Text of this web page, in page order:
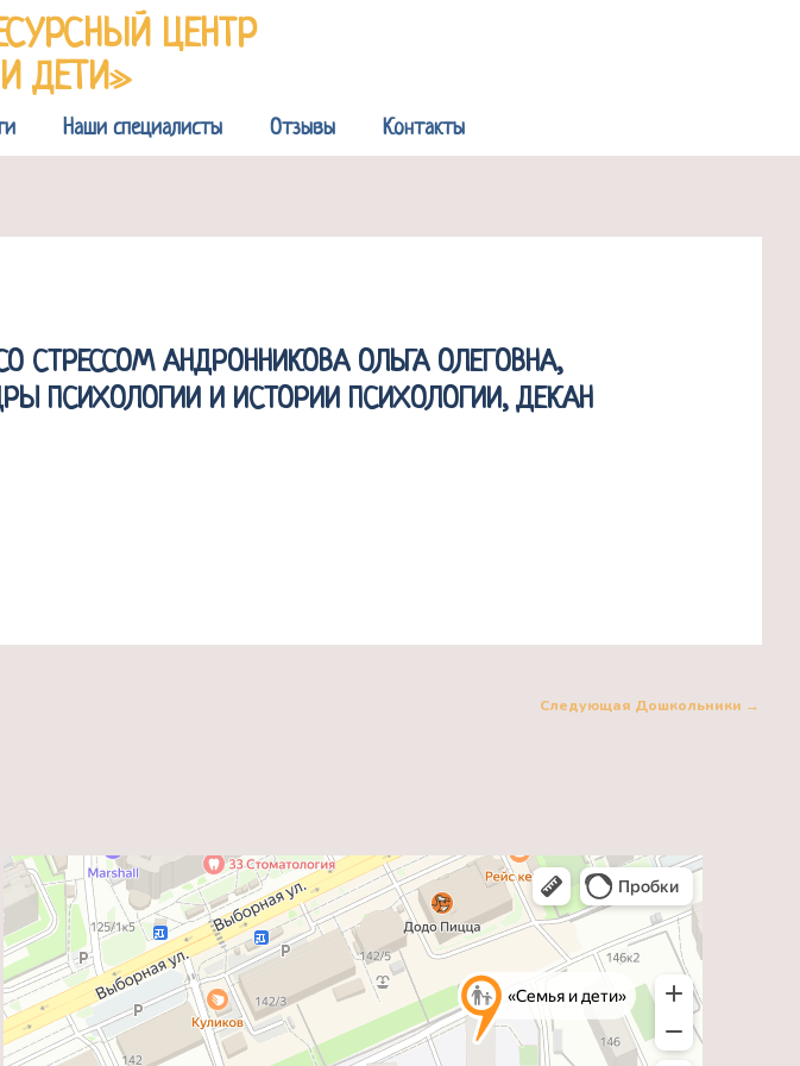
ЦЕНТР
ДЕТИ»
Наши специалисты Отзывы Контакты
СТРЕССОМ АНДРОННИКОВА ОЛЬГА ОЛЕГОВНА,
ПСИХОЛОГИИ И ИСТОРИИ ПСИХОЛОГИИ, ДЕКАН
Следующая Дошкольники →